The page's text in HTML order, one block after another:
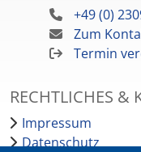
+49 (0)
Zum
Termin
RECHTLICHES &
Impressum
Datenschutz